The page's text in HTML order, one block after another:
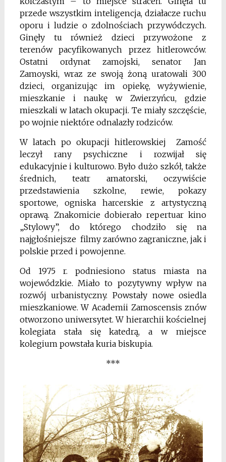
przede wszystkim inteligencja, działacze ruchu
oporu i ludzie o zdolnościach przywódczych.
Ginęły tu również dzieci przywo­żone z
terenów pacyfikowanych przez hitlerowców.
Ostatni ordynat zamojski, sena­tor Jan
Zamoyski, wraz ze swoją żoną uratowali 300
dzieci, organizując im opiekę, wyżywienie,
mieszkanie i naukę w Zwierzyńcu, gdzie
mieszkali w latach okupacji. Te miały szczęście,
po wojnie niektóre odnalazły rodziców.
W latach po okupacji hitlerowskiej Zamość
leczył rany psychiczne i rozwijał się
edukacyjnie i kulturowo. Było dużo szkół, także
średnich, teatr amatorski, oczywiście
przedstawienia szkol­ne, rewie, pokazy
sportowe, ogniska harcerskie z artystyczną
oprawą. Znakomicie dobierało repertuar kino
„Stylowy”, do którego chodziło się na
najgłośniejsze filmy zarówno zagraniczne, jak i
polskie przed i powojenne.
Od 1975 r. podniesiono status miasta na
wojewódzkie. Miało to pozytywny wpływ na
rozwój urbanistyczny. Powstały nowe osiedla
mieszkaniowe. W Academii Zamoscensis znów
otworzono uniwersytet. W hierarchii kościelnej
kolegiata stała się katedrą, a w miejsce
kolegium powstała kuria biskupia.
***